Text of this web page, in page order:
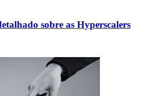
sobre as Hyperscalers